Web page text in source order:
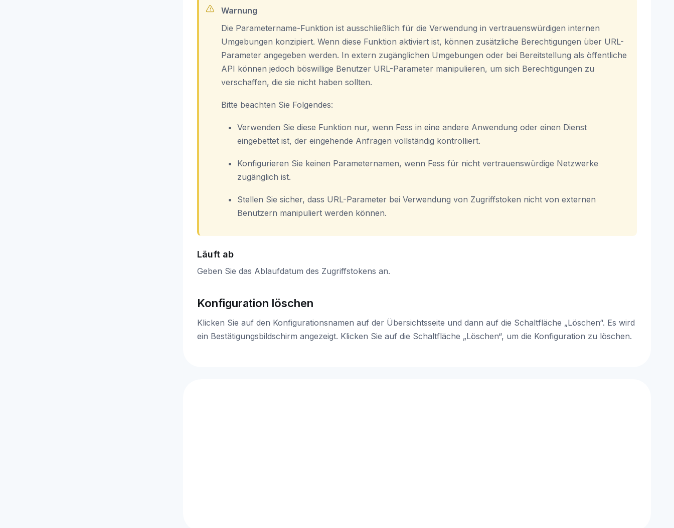
Warnung
Die Parametername-Funktion ist ausschließlich für die Verwendung in vertrauenswürdigen internen
Umgebungen konzipiert. Wenn diese Funktion aktiviert ist, können zusätzliche Berechtigungen über URL-
Parameter angegeben werden. In extern zugänglichen Umgebungen oder bei Bereitstellung als öffentliche
API können jedoch böswillige Benutzer URL-Parameter manipulieren, um sich Berechtigungen zu
verschaffen, die sie nicht haben sollten.
Bitte beachten Sie Folgendes:
Verwenden Sie diese Funktion nur, wenn Fess in eine andere Anwendung oder einen Dienst
eingebettet ist, der eingehende Anfragen vollständig kontrolliert.
Konfigurieren Sie keinen Parameternamen, wenn Fess für nicht vertrauenswürdige Netzwerke
zugänglich ist.
Stellen Sie sicher, dass URL-Parameter bei Verwendung von Zugriffstoken nicht von externen
Benutzern manipuliert werden können.
Läuft ab
Geben Sie das Ablaufdatum des Zugriffstokens an.
Konfiguration löschen
Klicken Sie auf den Konfigurationsnamen auf der Übersichtsseite und dann auf die Schaltfläche „Löschen“. Es wird
ein Bestätigungsbildschirm angezeigt. Klicken Sie auf die Schaltfläche „Löschen“, um die Konfiguration zu löschen.